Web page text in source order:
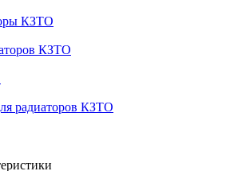
КЗТО
КЗТО
радиаторов КЗТО